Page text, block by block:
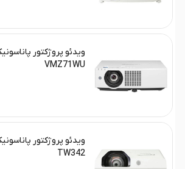
VMZ71WU
TW342